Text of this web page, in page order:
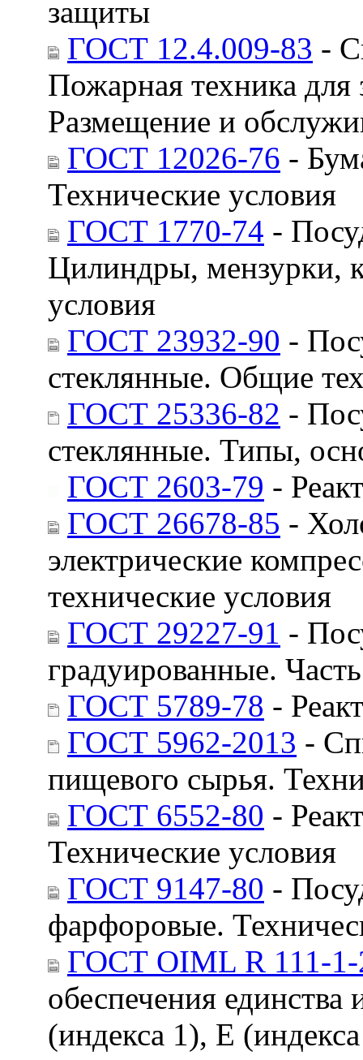
защиты
ГОСТ 12.4.009-83 -
Пожарная техника
Размещение и
ГОСТ 12026-76 -
Технические условия
ГОСТ 1770-74 -
Цилиндры, мензурки,
условия
ГОСТ 23932-90 -
стеклянные. Общие
ГОСТ 25336-82 -
стеклянные. Типы,
ГОСТ 2603-79 -
ГОСТ 26678-85 -
электрические
технические условия
ГОСТ 29227-91 -
градуированные.
ГОСТ 5789-78 -
ГОСТ 5962-2013 -
пищевого сырья.
ГОСТ 6552-80 -
Технические условия
ГОСТ 9147-80 -
фарфоровые.
ГОСТ OIML R 111-1-
обеспечения
(индекса 1), E